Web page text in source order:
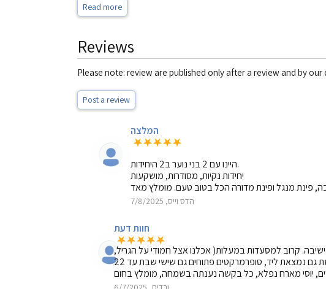
Read more
Reviews
Please note: review are published only after a review and by
Post a review
המלצה
היינו עם 2 בני נוער ב2 היחידות.
יחידות נקיות, מסודרות, מושקעות
הדס וייס, 7/8/2025
חוות דעת
ישיבה. קרוב למסעדות במעלות( אכלנו אצל חמודי על הגריל,